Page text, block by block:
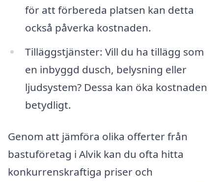
för att förbereda platsen kan detta
också påverka kostnaden.
Tilläggstjänster: Vill du ha tillägg som
en inbyggd dusch, belysning eller
ljudsystem? Dessa kan öka kostnaden
betydligt.
Genom att jämföra olika offerter från
bastuföretag i Alvik kan du ofta hitta
konkurrenskraftiga priser och